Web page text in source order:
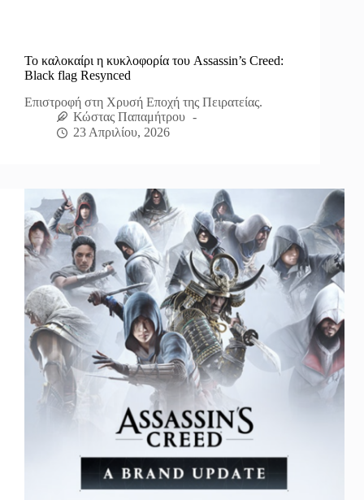
Το καλοκαίρι η κυκλοφορία του Assassin’s Creed:
Black flag Resynced
Επιστροφή στη Χρυσή Εποχή της Πειρατείας.
Κώστας Παπαμήτρου
23 Απριλίου, 2026